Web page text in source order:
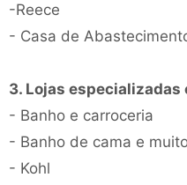
-Reece
- Casa de
3. Lojas especializadas
- Banho e carroceria
- Banho de cama e
- Kohl